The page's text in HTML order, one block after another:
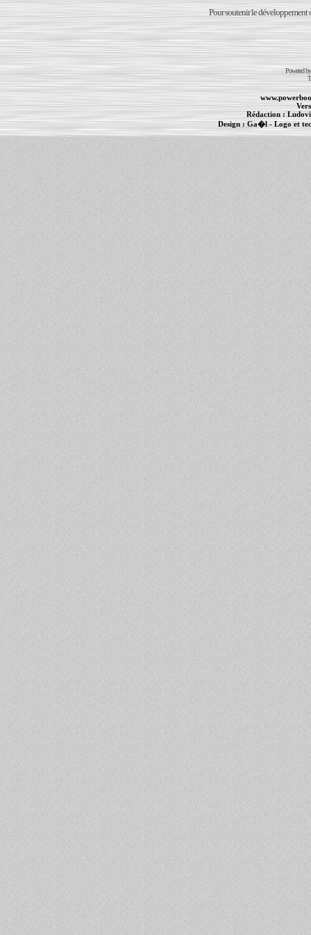
Pour soutenir le développement
Powered
Rédaction :
Design :Ga�l- Logo et
PowerBook